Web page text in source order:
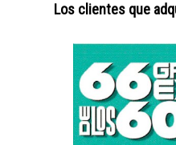
Los clientes que